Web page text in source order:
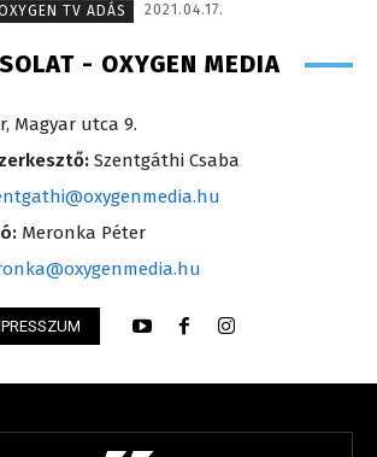
TV ADÁS
2021.04.17.
- OXYGEN MEDIA
Magyar utca 9.
Szentgáthi Csaba
Meronka Péter